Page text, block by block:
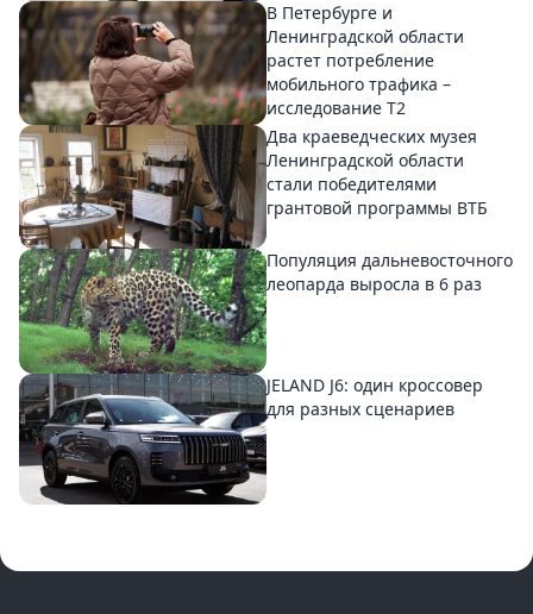
В Петербурге и
Ленинградской области
растет потребление
мобильного трафика –
исследование T2
Два краеведческих музея
Ленинградской области
стали победителями
грантовой программы ВТБ
Популяция дальневосточного
леопарда выросла в 6 раз
JELAND J6: один кроссовер
для разных сценариев